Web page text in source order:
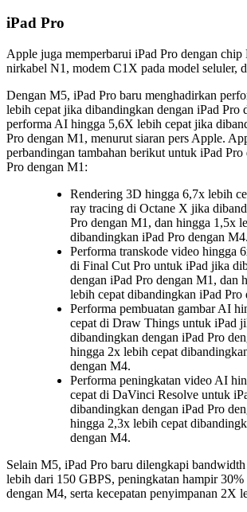
iPad Pro
Apple juga memperbarui iPad Pro dengan
nirkabel N1, modem C1X pada model seluler,
Dengan M5, iPad Pro baru menghadirkan
lebih cepat jika dibandingkan dengan iPad Pro
performa AI hingga 5,6X lebih cepat jika
Pro dengan M1, menurut siaran pers Apple.
perbandingan tambahan berikut untuk iPad
Pro dengan M1:
Rendering 3D hingga 6,7x lebih
ray tracing di Octane X jika
Pro dengan M1, dan hingga 1,5x
dibandingkan iPad Pro dengan M4.
Performa transkode video hingga
di Final Cut Pro untuk iPad jika
dengan iPad Pro dengan M1, dan
lebih cepat dibandingkan iPad Pro
Performa pembuatan gambar AI
cepat di Draw Things untuk iPad
dibandingkan dengan iPad Pro
hingga 2x lebih cepat
dengan M4.
Performa peningkatan video AI
cepat di DaVinci Resolve untuk
dibandingkan dengan iPad Pro
hingga 2,3x lebih cepat
dengan M4.
Selain M5, iPad Pro baru dilengkapi
lebih dari 150 GBPS, peningkatan hampir 30%
dengan M4, serta kecepatan penyimpanan 2X